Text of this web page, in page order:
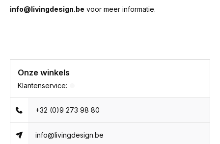
info@livingdesign.be voor meer informatie.
Onze winkels
Klantenservice:
+32 (0)9 273 98 80
info@livingdesign.be